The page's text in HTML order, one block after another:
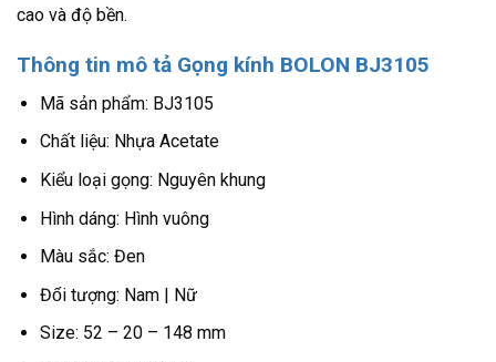
cao và độ bền.
Thông tin mô tả Gọng kính BOLON BJ3105
Mã sản phẩm: BJ3105
Chất liệu: Nhựa Acetate
Kiểu loại gọng: Nguyên khung
Hình dáng: Hình vuông
Màu sắc: Đen
Đối tượng: Nam | Nữ
Size: 52 – 20 – 148 mm